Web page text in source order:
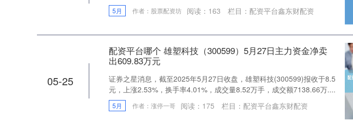
5月 作者：股票配资坊 阅读： 163 栏目： 配资平台鑫东财配资
05-25
配资平台哪个 雄塑科技（300599）5月27日主力资金净卖
出609.83万元
证券之星消息，截至2025年5月27日收盘，雄塑科技(300599)报收于8.5
元，上涨2.53%，换手率4.01%，成交量8.52万手，成交额7138.66万....
5月 作者：涨停一哥 阅读： 175 栏目： 配资平台鑫东财配资